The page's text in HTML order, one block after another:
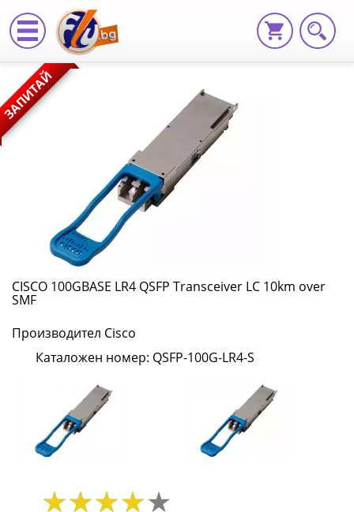
CISCO
100GBASE
QSFP
Transceiver
LC
10km
over
QSFP-
100G-
LR4-
S
Fly.bg
ЗАПИТАЙ
CISCO 100GBASE LR4 QSFP Transceiver LC 10km over
SMF
Производител Cisco
Каталожен номер: QSFP-100G-LR4-S